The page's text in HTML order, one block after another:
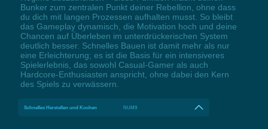
Bunker zum zentralen Punkt deiner Rebellion, ohne dass
du dich mit langen Prozessen aufhalten musst. So bleibt
das Gameplay dynamisch, die Motivation hoch und deine
Chancen auf Überleben im unterdrückerischen System
deutlich besser. Schnelles Bauen ist damit mehr als nur
eine Erleichterung; es ist die Basis für ein intensiveres
Spielerlebnis, das sowohl Casual-Gamer als auch
Hardcore-Enthusiasten anspricht, ohne dabei den Kern
des Spiels zu verwässern.
Schnelles Herstellen und Kochen NUM9